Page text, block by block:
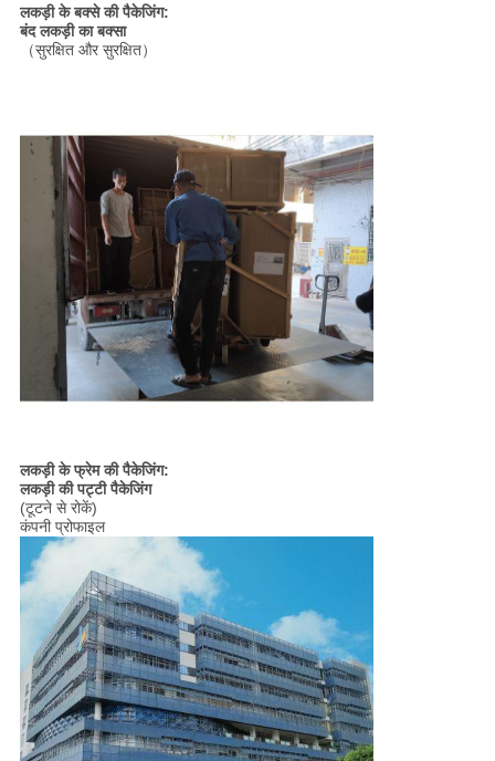
लकड़ी के बक्से की पैकेजिंग:
बंद लकड़ी का बक्सा
（सुरक्षित और सुरक्षित）
लकड़ी के फ्रेम की पैकेजिंग:
लकड़ी की पट्टी पैकेजिंग
(टूटने से रोकें)
कंपनी प्रोफाइल